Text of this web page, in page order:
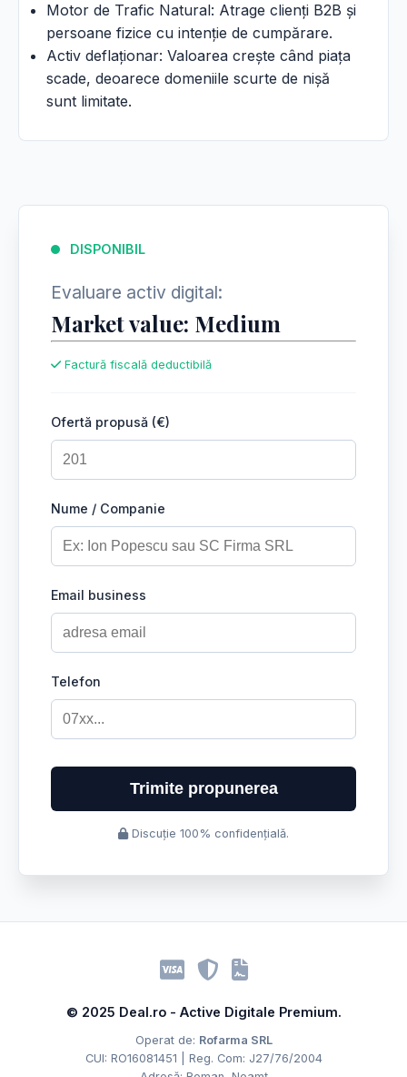
Motor de Trafic Natural: Atrage clienți B2B și
persoane fizice cu intenție de cumpărare.
Activ deflaționar: Valoarea crește când piața
scade, deoarece domeniile scurte de nișă
sunt limitate.
DISPONIBIL
Evaluare activ digital:
Market value: Medium
Factură fiscală deductibilă
Ofertă propusă (€)
Nume / Companie
Email business
Telefon
Trimite propunerea
Discuție 100% confidențială.
© 2025 Deal.ro - Active Digitale Premium.
Operat de: Rofarma SRL
CUI: RO16081451 | Reg. Com: J27/76/2004